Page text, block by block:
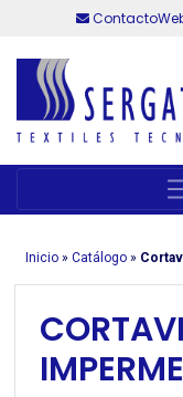
Inicio» Catálogo»